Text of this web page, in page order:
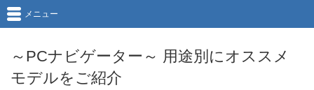
～PCナビゲーター～ 用途別にオススメ
モデルをご紹介
メニュー